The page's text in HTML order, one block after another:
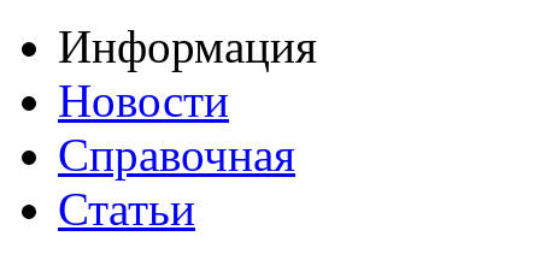
Информация
Новости
Справочная
Статьи